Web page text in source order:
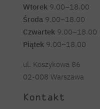
Wtorek9.00–18.00
Środa9.00–18.00
Czwartek9.00–18.00
Piątek9.00–18.00
ul. Koszykowa 86
02-008 Warszawa
Kontakt